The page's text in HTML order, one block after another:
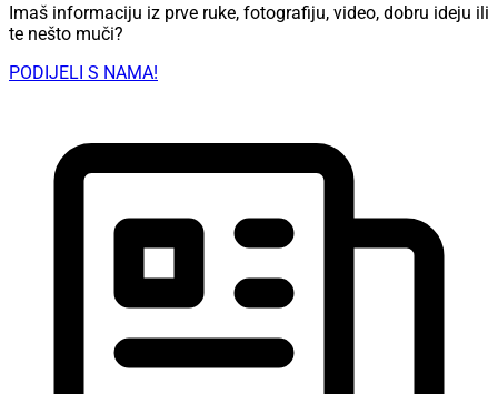
Imaš informaciju iz prve ruke, fotografiju, video, dobru ideju ili
te nešto muči?
PODIJELI S NAMA!